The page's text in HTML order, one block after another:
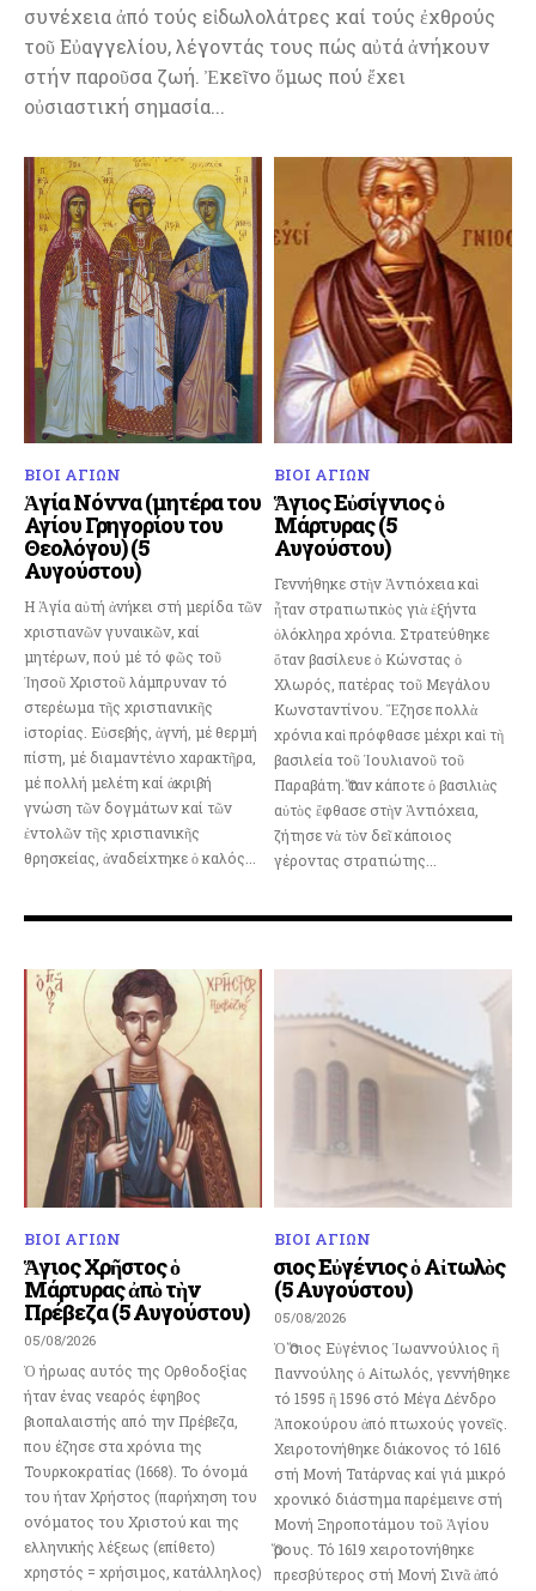
συνέχεια ἀπό τούς εἰδωλολάτρες καί τούς ἐχθρούς
τοῦ Εὐαγγελίου, λέγοντάς τους πώς αὐτά ἀνήκουν
στήν παροῦσα ζωή. Ἐκεῖνο ὅμως πού ἔχει
οὐσιαστική σημασία...
ΒΙΟΙ ΑΓΙΩΝ
Ἁγία Νόννα (μητέρα του
Αγίου Γρηγορίου του
Θεολόγου) (5
Αυγούστου)
Η Ἁγία αὐτή ἀνήκει στή μερίδα τῶν
χριστιανῶν γυναικῶν, καί
μητέρων, πού μέ τό φῶς τοῦ
Ἰησοῦ Χριστοῦ λάμπρυναν τό
στερέωμα τῆς χριστιανικῆς
ἱστορίας. Εὐσεβής, ἁγνή, μέ θερμή
πίστη, μέ διαμαντένιο χαρακτῆρα,
μέ πολλή μελέτη καί ἀκριβή
γνώση τῶν δογμάτων καί τῶν
ἐντολῶν τῆς χριστιανικῆς
θρησκείας, ἀναδείχτηκε ὁ καλός...
ΒΙΟΙ ΑΓΙΩΝ
Ἅγιος Εὐσίγνιος ὁ
Μάρτυρας (5
Αυγούστου)
Γεννήθηκε στὴν Ἀντιόχεια καὶ
ἦταν στρατιωτικὸς γιὰ ἑξήντα
ὁλόκληρα χρόνια. Στρατεύθηκε
ὅταν βασίλευε ὁ Κώνστας ὁ
Χλωρός, πατέρας τοῦ Μεγάλου
Κωνσταντίνου. Ἔζησε πολλὰ
χρόνια καὶ πρόφθασε μέχρι καὶ τὴ
βασιλεία τοῦ Ἰουλιανοῦ τοῦ
Παραβάτη. Ὅταν κάποτε ὁ βασιλιὰς
αὐτὸς ἔφθασε στὴν Ἀντιόχεια,
ζήτησε νὰ τὸν δεῖ κάποιος
γέροντας στρατιώτης...
ΒΙΟΙ ΑΓΙΩΝ
Ἅγιος Χρῆστος ὁ
Μάρτυρας ἀπὸ τὴν
Πρέβεζα (5 Αυγούστου)
05/08/2026
Ὁ ήρωας αυτός της Ορθοδοξίας
ήταν ένας νεαρός έφηβος
βιοπαλαιστής από την Πρέβεζα,
που έζησε στα χρόνια της
Τουρκοκρατίας (1668). Το όνομά
του ήταν Χρήστος (παρήχηση του
ονόματος του Χριστού και της
ελληνικής λέξεως (επίθετο)
χρηστός = χρήσιμος, κατάλληλος)
ΒΙΟΙ ΑΓΙΩΝ
Ὅσιος Εὐγένιος ὁ Αἰτωλὸς
(5 Αυγούστου)
05/08/2026
Ὁ Ὅσιος Εὐγένιος Ἰωαννούλιος ἢ
Γιαννούλης ὁ Αἰτωλός, γεννήθηκε
τό 1595 ἢ 1596 στό Μέγα Δένδρο
Ἀποκούρου ἀπό πτωχούς γονεῖς.
Χειροτονήθηκε διάκονος τό 1616
στή Μονή Τατάρνας καί γιά μικρό
χρονικό διάστημα παρέμεινε στή
Μονή Ξηροποτάμου τοῦ Ἁγίου
Ὅρους. Τό 1619 χειροτονήθηκε
πρεσβύτερος στή Μονή Σινᾶ ἀπό